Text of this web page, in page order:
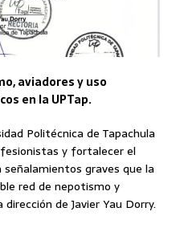
aviadores y uso
en la UPTap.
Politécnica de Tapachula
y fortalecer el
graves que la
red de nepotismo y
de Javier Yau Dorry.